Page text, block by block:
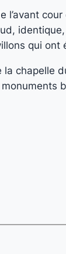
l’avant
qui
la